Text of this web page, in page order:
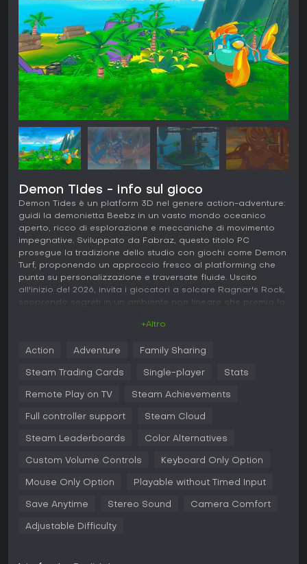
Demon Tides - info sul gioco
Demon Tides è un platform 3D nel genere action-adventure:
guidi la demonietta Beebz in un vasto mondo oceanico
aperto, ricco di esplorazione e meccaniche di movimento
impegnative. Sviluppato da Fabraz, questo titolo PC
prosegue la tradizione dello studio con giochi come Demon
Turf, proponendo un approccio fresco al platforming che
punta su personalizzazione e traversate fluide. Uscito
all'inizio del 2026, invita i giocatori a solcare Ragnar's Rock,
scoprendo segreti in un ambiente non lineare che premia la
In Demon Tides, il fulcro del gameplay è navigare un mare
aperto immenso con un moveset altamente personalizzabile.
nemici, ma la vera profondità arriva raccogliendo talismani
hookshot per attraversare rapide lacune. Questi oggetti
percorsi personalizzati nel mondo. L'esplorazione si basa su
una nave hub mobile dove rilassarti con l'equipaggio e
comprare oggetti, mentre l'oceano senza soluzione di
continuità consente viaggi ad alta velocità tra strutture
outfit, tra cui copricapi e tinte per capelli, spingendo a
per l'espressione, con soluzioni multiple per gli ostacoli: man
+Altro
Action Adventure Family Sharing
Steam Trading Cards Single-player Stats
Remote Play on TV Steam Achievements
Full controller support Steam Cloud
Steam Leaderboards Color Alternatives
Custom Volume Controls Keyboard Only Option
Mouse Only Option Playable without Timed Input
Save Anytime Stereo Sound Camera Comfort
Adjustable Difficulty